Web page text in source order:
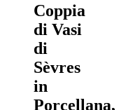
Coppia
di Vasi
di
Sèvres
in
Porcellana,